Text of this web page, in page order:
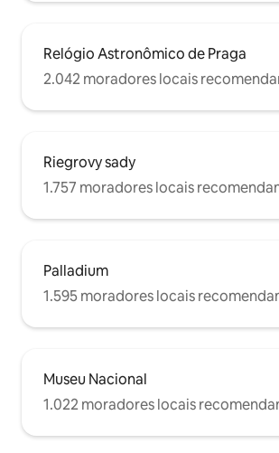
Relógio Astronômico de Praga
2.042 moradores locais
Riegrovy sady
1.757 moradores locais
Palladium
1.595 moradores locais
Museu Nacional
1.022 moradores locais